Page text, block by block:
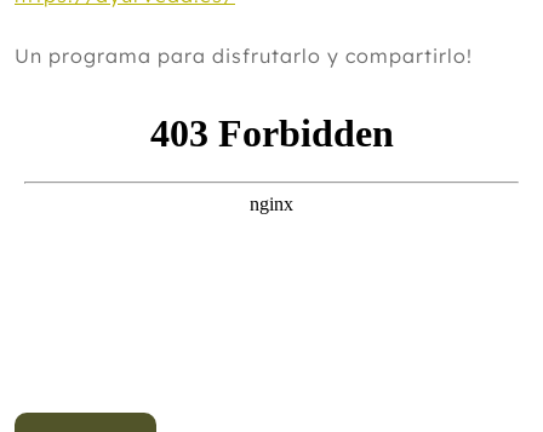
Un programa para disfrutarlo y compartirlo!